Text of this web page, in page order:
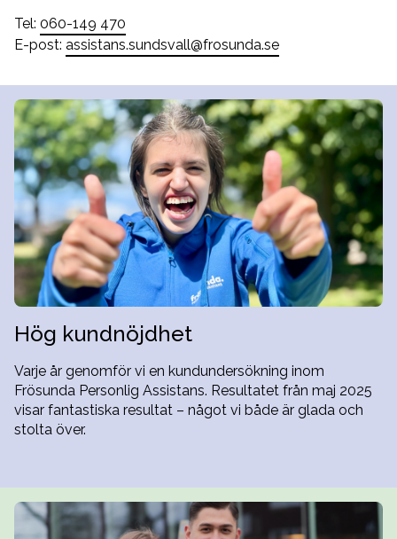
Tel: 060-149 470
E-post: assistans.sundsvall@frosunda.se
Hög kundnöjdhet
Varje år genomför vi en kundundersökning inom
Frösunda Personlig Assistans. Resultatet från maj 2025
visar fantastiska resultat – något vi både är glada och
stolta över.